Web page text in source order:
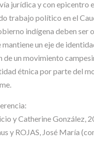
jurídica y con epicentro
trabajo político en el
indígena deben ser
mantiene un eje de
un movimiento
étnica por parte del
y Catherine González,
y ROJAS, José María